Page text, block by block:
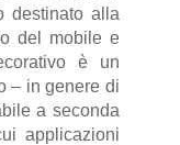
destinato alla
del mobile e
è un
– in genere di
a seconda
applicazioni